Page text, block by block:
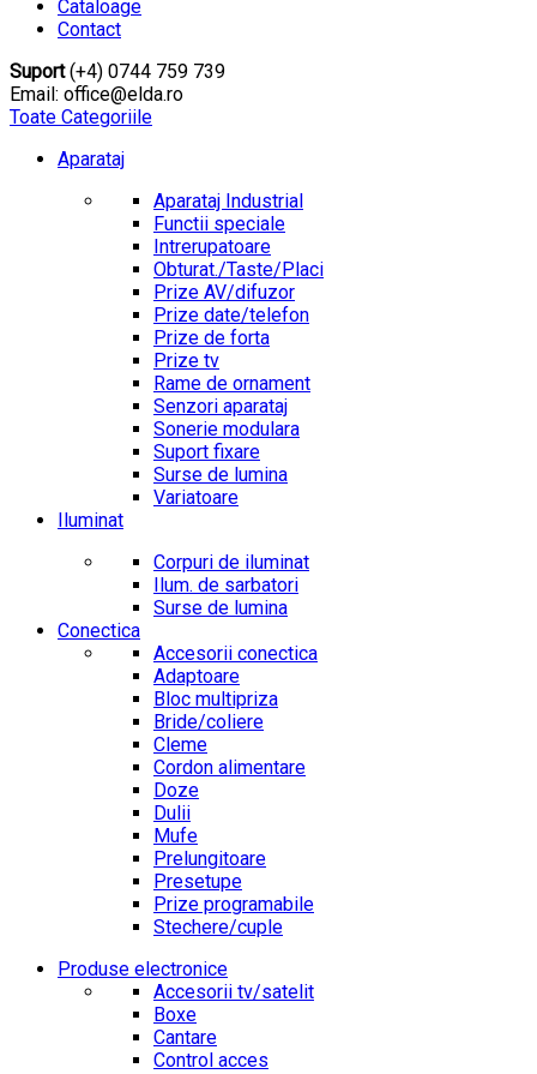
Cataloage
Contact
Suport(+4) 0744 759 739
Email: office@elda.ro
Toate Categoriile
Aparataj
Aparataj Industrial
Functii speciale
Intrerupatoare
Obturat./Taste/Placi
Prize AV/difuzor
Prize date/telefon
Prize de forta
Prize tv
Rame de ornament
Senzori aparataj
Sonerie modulara
Suport fixare
Surse de lumina
Variatoare
Iluminat
Corpuri de iluminat
Ilum. de sarbatori
Surse de lumina
Conectica
Accesorii conectica
Adaptoare
Bloc multipriza
Bride/coliere
Cleme
Cordon alimentare
Doze
Dulii
Mufe
Prelungitoare
Presetupe
Prize programabile
Stechere/cuple
Produse electronice
Accesorii tv/satelit
Boxe
Cantare
Control acces